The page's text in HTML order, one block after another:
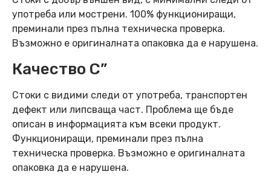
употреба или мострени. 100% функциониращи,
преминали през пълна техническа проверка.
Възможно е оригиналната опаковка да е нарушена.
Качество C”
Стоки с видими следи от употреба, транспортен
дефект или липсваща част. Проблема ще бъде
описан в информацията към всеки продукт.
Функциониращи, преминали през пълна
техническа проверка. Възможно е оригиналната
опаковка да е нарушена.